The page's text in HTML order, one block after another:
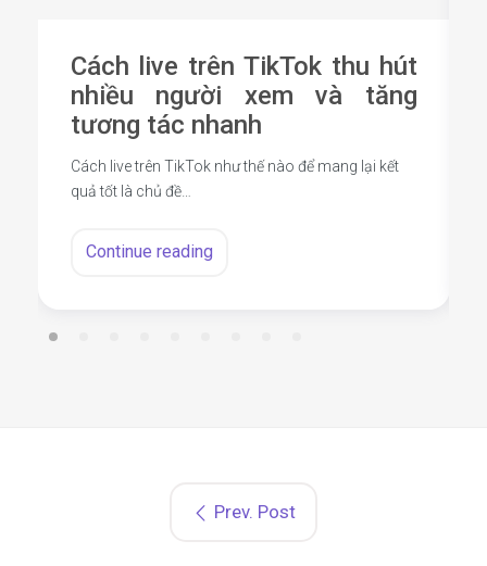
Cách live trên TikTok thu hút
nhiều người xem và tăng
tương tác nhanh
Cách live trên TikTok như thế nào để mang lại kết
quả tốt là chủ đề…
Continue reading
Prev. Post